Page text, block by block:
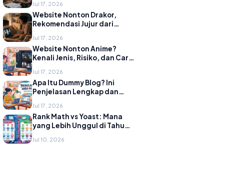
Laptopnya
Jul 17, 2026
Website Nonton Drakor,
Rekomendasi Jujur dari
Penikmat Drama Korea
Jul 17, 2026
Website Nonton Anime?
Kenali Jenis, Risiko, dan Cara
Jul 17, 2026
Apa Itu Dummy Blog? Ini
Penjelasan Lengkap dan
Jul 17, 2026
Rank Math vs Yoast: Mana
yang Lebih Unggul di Tahun
Jul 10, 2026